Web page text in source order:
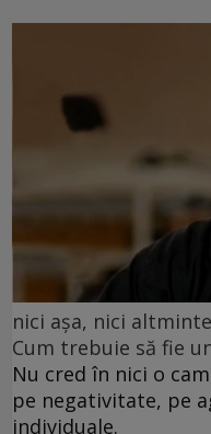
nici așa, nici
Cum trebuie să fie
Nu cred în nici o
pe negativitate, pe
individuale.